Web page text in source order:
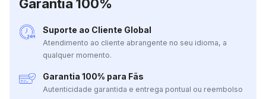
Garantia 100%
Suporte ao Cliente Global
Atendimento ao cliente abrangente no seu idioma, a
qualquer momento.
Garantia 100% para Fãs
Autenticidade garantida e entrega pontual ou reembolso